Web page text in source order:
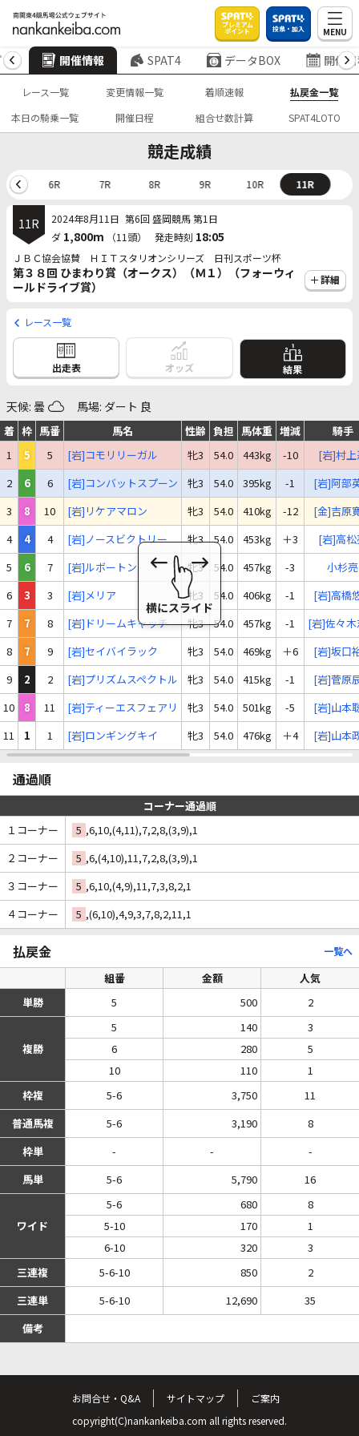
プレミアム
ポイント 投票・加入 MENU
開催情報 SPAT4 データBOX 開催
レース一覧 変更情報一覧 着順速報
払戻金一覧
本日の騎乗一覧
開催日程 組合せ数計算 SPAT4LOTO
競走成績
6R 7R 8R 9R 10R 11R
11R 2024年8月11日 第6回 盛岡競馬 第1日
ダ 1,800m （11頭） 発走時刻 18:05
ＪＢＣ協会協賛 ＨＩＴスタリオンシリーズ 日刊スポーツ杯
第３８回 ひまわり賞（オークス）（Ｍ１）（フォーウィ
ールドライブ賞）
詳細
レース一覧
出走表 オッズ 結果
天候: 曇 馬場: ダート 良
着 枠 馬番 馬名 性齢 負担 馬体重 増減
騎手
1
5 5 [岩]コモリリーガル 牝3 54.0 443kg -10
[岩]村上
2
6 6 [岩]コンバットスプーン 牝3 54.0 395kg -1
[岩]阿部
3
8 10 [岩]リケアマロン 牝3 54.0 410kg -12
[金]吉原
4
4 4 [岩]ノースビクトリー 牝3 54.0 453kg ＋3
[岩]高松
5
6 7 [岩]ルボートン 牝3 54.0 457kg -3
小杉亮
6
3 3 [岩]メリア 牝3 54.0 406kg -1
[岩]高橋
7
7 8 [岩]ドリームキャッチ 牝3 54.0 457kg -1
[岩]佐々
8
7 9 [岩]セイバイラック 牝3 54.0 469kg ＋6
[岩]坂口
9
2 2 [岩]プリズムスペクトル 牝3 54.0 415kg -1
[岩]菅原
10
8 11 [岩]ティーエスフェアリ 牝3 54.0 501kg -5
[岩]山本
11
1 1 [岩]ロンギングキイ 牝3 54.0 476kg ＋4 [岩]山本
通過順
コーナー通過順
１コーナー
5 ,6,10,(4,11),7,2,8,(3,9),1
２コーナー
5 ,6,(4,10),11,7,2,8,(3,9),1
３コーナー
5 ,6,10,(4,9),11,7,3,8,2,1
４コーナー
5 ,(6,10),4,9,3,7,8,2,11,1
払戻金 一覧へ
組番 金額
人気
単勝
5 500 2
複勝
5 140
3
6
280
5
10
110
1
枠複
5-6 3,750
11
普通馬複
5-6 3,190
8
枠単
- -
-
馬単
5-6 5,790 16
ワイド
5-6 680
8
5-10
170
1
6-10
320
3
三連複
5-6-10 850
2
三連単
5-6-10 12,690
35
備考
お問合せ・Q&A サイトマップ
ご案内
copyright(C)nankankeiba.com all rights reserved.